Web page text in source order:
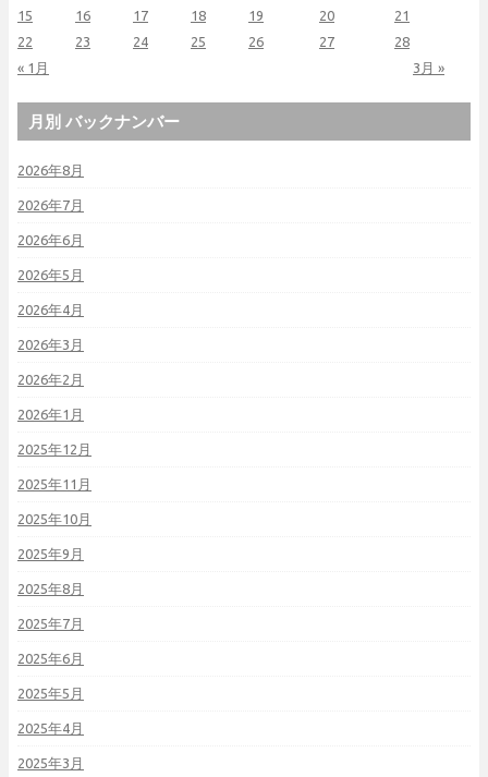
« 1月 3月 »
15
16 17 18 19 20
21
22
23 24 25 26 27 28
月別 バックナンバー
2026年8月
2026年7月
2026年6月
2026年5月
2026年4月
2026年3月
2026年2月
2026年1月
2025年12月
2025年11月
2025年10月
2025年9月
2025年8月
2025年7月
2025年6月
2025年5月
2025年4月
2025年3月